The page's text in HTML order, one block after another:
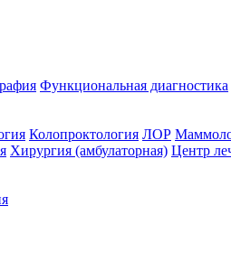
Функциональная диагностика
Колопроктология ЛОР
Хирургия (амбулаторная) Центр